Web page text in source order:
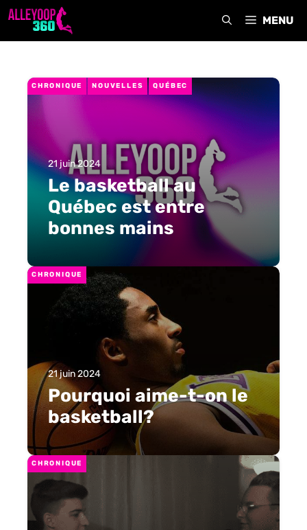
Aller
MENU
CHRONIQUE NOUVELLES QUÉBEC
21 juin 2024
Le basketball au
Québec est entre
bonnes mains
CHRONIQUE
21 juin 2024
Pourquoi aime-t-on le
basketball?
CHRONIQUE